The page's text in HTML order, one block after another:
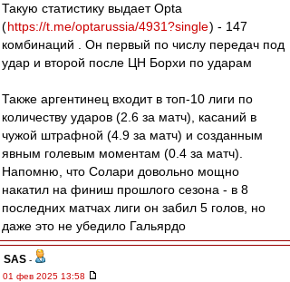
Такую статистику выдает Opta
(https://t.me/optarussia/4931?single) - 147
комбинаций . Он первый по числу передач под
удар и второй после ЦН Борхи по ударам
Также аргентинец входит в топ-10 лиги по
количеству ударов (2.6 за матч), касаний в
чужой штрафной (4.9 за матч) и созданным
явным голевым моментам (0.4 за матч).
Напомню, что Солари довольно мощно
накатил на финиш прошлого сезона - в 8
последних матчах лиги он забил 5 голов, но
даже это не убедило Гальярдо
SAS -
01 фев 2025 13:58